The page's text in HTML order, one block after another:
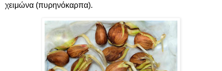
χειμώνα (πυρηνόκαρπα).